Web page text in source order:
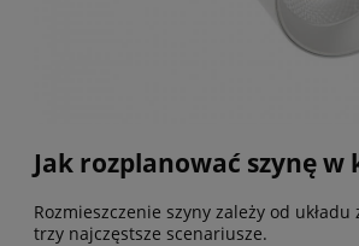
Jak rozplanować szynę w
Rozmieszczenie szyny zależy od
trzy najczęstsze scenariusze.